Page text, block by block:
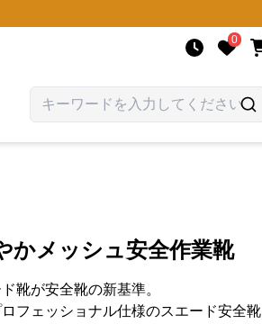
0
かメッシュ安全作業靴
靴が安全靴の新基準。
フェッショナル仕様のスエード安全靴